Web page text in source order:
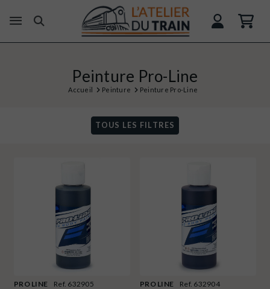
Peinture Pro-Line
Accueil Peinture Peinture Pro-Line
TOUS LES FILTRES
PRO LINE
Ref. 632905
PRO LINE
Ref. 632904